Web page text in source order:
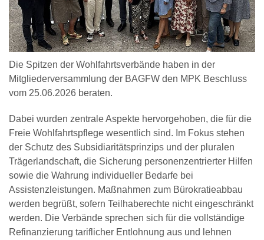
Die Spitzen der Wohlfahrtsverbände haben in der
Mitgliederversammlung der BAGFW den MPK Beschluss
vom 25.06.2026 beraten.
Dabei wurden zentrale Aspekte hervorgehoben, die für die
Freie Wohlfahrtspflege wesentlich sind. Im Fokus stehen
der Schutz des Subsidiaritätsprinzips und der pluralen
Trägerlandschaft, die Sicherung personenzentrierter Hilfen
sowie die Wahrung individueller Bedarfe bei
Assistenzleistungen. Maßnahmen zum Bürokratieabbau
werden begrüßt, sofern Teilhaberechte nicht eingeschränkt
werden. Die Verbände sprechen sich für die vollständige
Refinanzierung tariflicher Entlohnung aus und lehnen